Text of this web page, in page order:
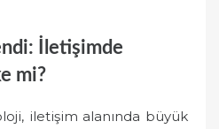
İletişimde
mi?
iletişim alanında büyük